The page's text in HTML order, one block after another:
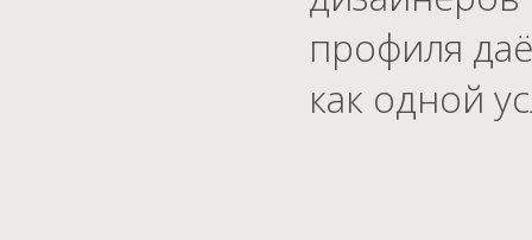
профиля
как одной